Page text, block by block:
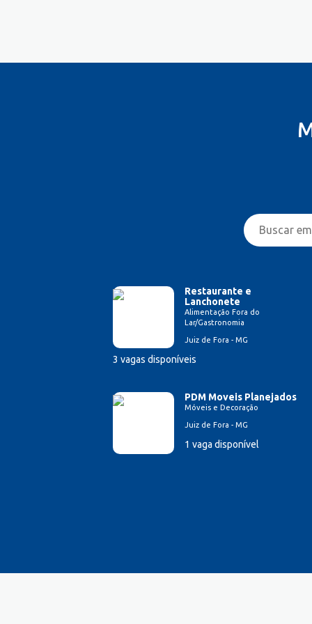
Entregador/Motoboy
Farmacêutico
Ferramenteiro
Fiscal de Caixa
Restaurante e
Lanchonete
Alimentação Fora do
Lar/Gastronomia
Juiz de Fora - MG
3 vagas disponíveis
PDM Moveis Planejados
Móveis e Decoração
Juiz de Fora - MG
1 vaga disponível